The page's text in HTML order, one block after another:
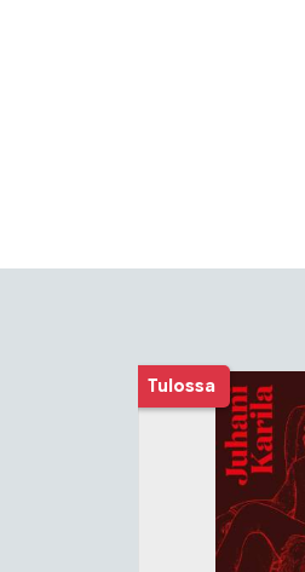
Tuoteluettelon alku
Tulossa